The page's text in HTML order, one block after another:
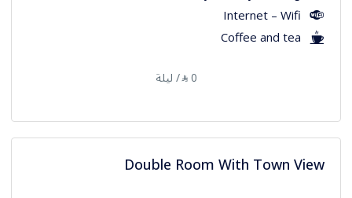
Internet – Wifi
Coffee and tea
0
⃁/ ليلة
Double Room With Town View